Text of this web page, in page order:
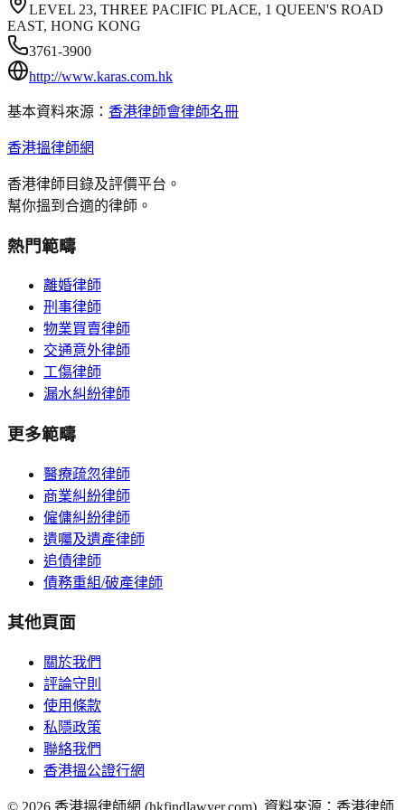
LEVEL 23, THREE PACIFIC PLACE, 1 QUEEN'S ROAD
EAST, HONG KONG
3761-3900
http://www.karas.com.hk
基本資料來源： 香港律師會律師名冊
香港搵律師網
香港律師目錄及評價平台。
幫你搵到合適的律師。
熱門範疇
離婚律師
刑事律師
物業買賣律師
交通意外律師
工傷律師
漏水糾紛律師
更多範疇
醫療疏忽律師
商業糾紛律師
僱傭糾紛律師
遺囑及遺產律師
追債律師
債務重組/破產律師
其他頁面
關於我們
評論守則
使用條款
私隱政策
聯絡我們
香港搵公證行網